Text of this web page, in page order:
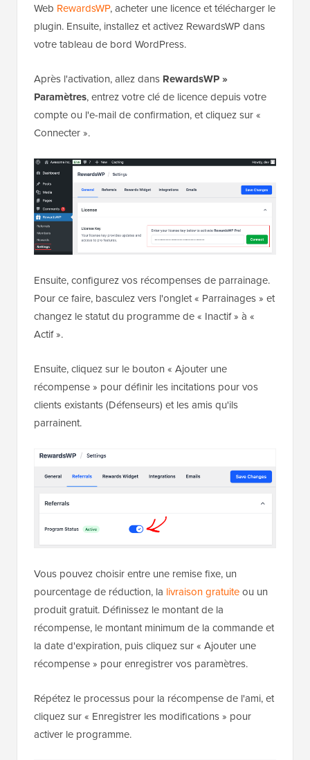
Web RewardsWP, acheter une licence et télécharger le
plugin. Ensuite, installez et activez RewardsWP dans
votre tableau de bord WordPress.
Après l'activation, allez dans RewardsWP »
Paramètres, entrez votre clé de licence depuis votre
compte ou l'e-mail de confirmation, et cliquez sur «
Connecter ».
Ensuite, configurez vos récompenses de parrainage.
Pour ce faire, basculez vers l'onglet « Parrainages » et
changez le statut du programme de « Inactif » à «
Actif ».
Ensuite, cliquez sur le bouton « Ajouter une
récompense » pour définir les incitations pour vos
clients existants (Défenseurs) et les amis qu'ils
parrainent.
Vous pouvez choisir entre une remise fixe, un
pourcentage de réduction, la livraison gratuiteou un
produit gratuit. Définissez le montant de la
récompense, le montant minimum de la commande et
la date d'expiration, puis cliquez sur « Ajouter une
récompense » pour enregistrer vos paramètres.
Répétez le processus pour la récompense de l'ami, et
cliquez sur « Enregistrer les modifications » pour
activer le programme.